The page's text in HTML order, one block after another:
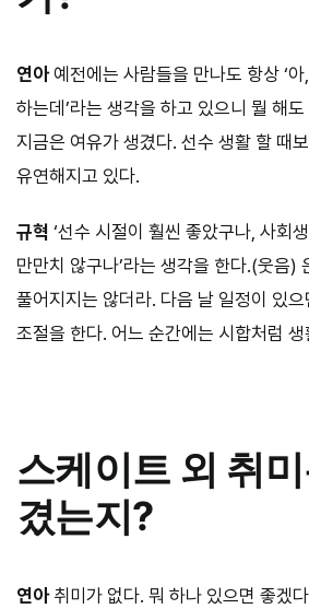
연아예전에는 사람들을 만나도 항상 ‘
하는데’라는 생각을 하고 있으니 뭘 해
지금은 여유가 생겼다. 선수 생활 할 때
유연해지고 있다.
규혁 ‘선수 시절이 훨씬 좋았구나, 사회
만만치 않구나’라는 생각을 한다.(웃음)
풀어지지는 않더라. 다음 날 일정이 있
조절을 한다. 어느 순간에는 시합처럼
스케이트 외 취
겼는지?
연아취미가 없다. 뭐 하나 있으면 좋겠